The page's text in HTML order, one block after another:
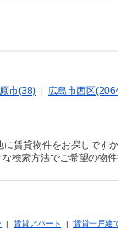
市(38) 広島市西区
賃貸物件をお探しで
検索方法でご希望の物
| 賃貸アパート | 賃貸一戸建